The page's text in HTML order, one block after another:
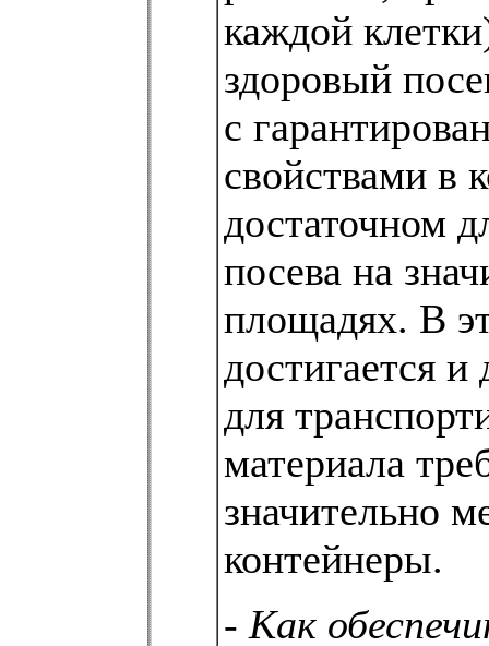
каждой
здоровый
с
свойствами в
достаточном
посева на
площадях. В
достигается
для
материала
значительно
контейнеры.
- Как